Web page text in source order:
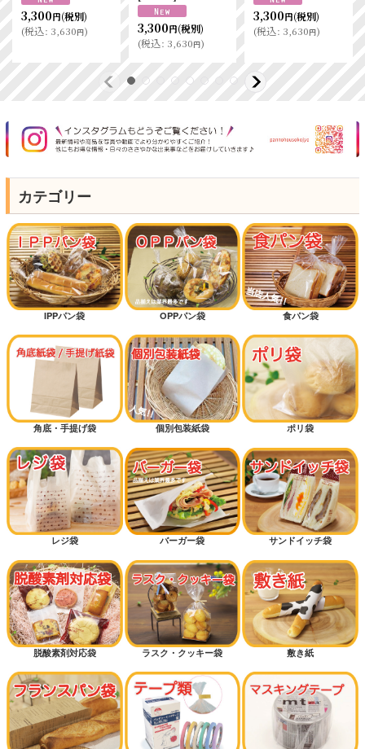
3,300円(税別)
(税込: 3,630円) 3,300円(税別)
(税込: 3,630円)
3,300円(税別)
(税込: 3,630円)
カテゴリー
IPPパン袋 OPPパン袋 食パン袋
角底・手提げ袋 個別包装紙袋 ポリ袋
レジ袋 バーガー袋 サンドイッチ袋
脱酸素剤対応袋 ラスク・クッキー袋 敷き紙